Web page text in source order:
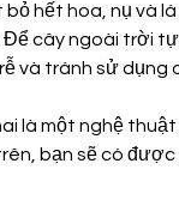
hết hoa, nụ và
cây ngoài trời
và tránh sử dụng
là một nghệ
bạn sẽ có